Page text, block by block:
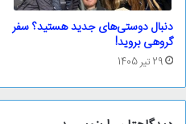
دنبال دوستی‌های جدید هستید؟ سفر
گروهی بروید!
29 تیر 1405